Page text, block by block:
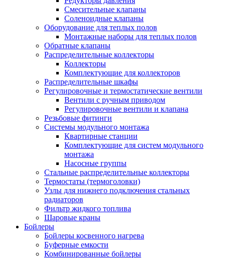
Смесительные клапаны
Соленоидные клапаны
Оборудование для теплых полов
Монтажные наборы для теплых полов
Обратные клапаны
Распределительные коллекторы
Коллекторы
Комплектующие для коллекторов
Распределительные шкафы
Регулировочные и термостатические вентили
Вентили с ручным приводом
Регулировочные вентили и клапана
Резьбовые фитинги
Системы модульного монтажа
Квартирные станции
Комплектующие для систем модульного
монтажа
Насосные группы
Стальные распределительные коллекторы
Термостаты (термоголовки)
Узлы для нижнего подключения стальных
радиаторов
Фильтр жидкого топлива
Шаровые краны
Бойлеры
Бойлеры косвенного нагрева
Буферные емкости
Комбинированные бойлеры